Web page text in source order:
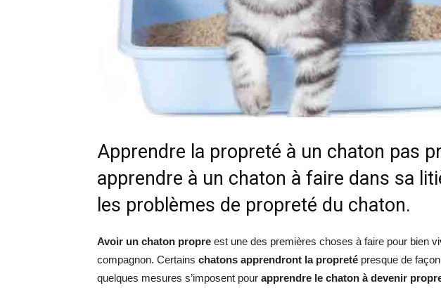
Apprendre la propreté à un chaton pas
apprendre à un chaton à faire dans sa
les problèmes de propreté du chaton.
Avoir un chaton propre est une des premières choses à faire pour bien
compagnon. Certains chatons apprendront la propreté presque de
quelques mesures s’imposent pour apprendre le chaton à devenir